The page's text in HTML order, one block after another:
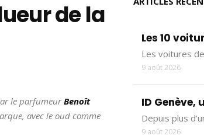
de la
le parfumeurBenoît
avec le oud comme
Les 10
Les voitures
9 août 2026
ID Genève,
Depuis plus
9 août 2026